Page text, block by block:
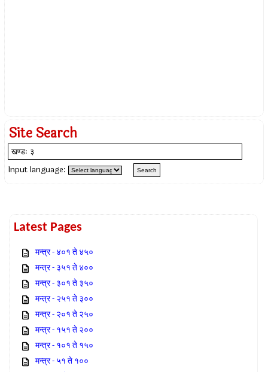
Site Search
Input language:
Latest Pages
मन्त्र - ४०१ ते ४५०
मन्त्र - ३५१ ते ४००
मन्त्र - ३०१ ते ३५०
मन्त्र - २५१ ते ३००
मन्त्र - २०१ ते २५०
मन्त्र - १५१ ते २००
मन्त्र - १०१ ते १५०
मन्त्र - ५१ ते १००